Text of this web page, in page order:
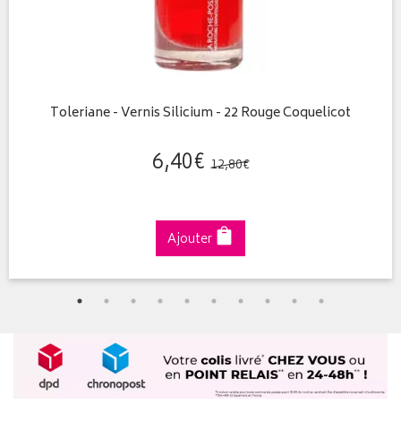
Toleriane - Vernis Silicium - 22 Rouge Coquelicot
6,40€ 12,80€
Ajouter